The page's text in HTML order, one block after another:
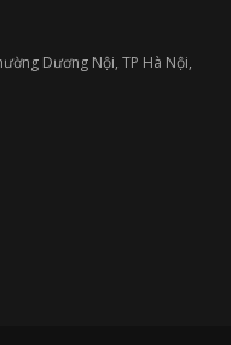
Dương Nội, TP Hà Nội,